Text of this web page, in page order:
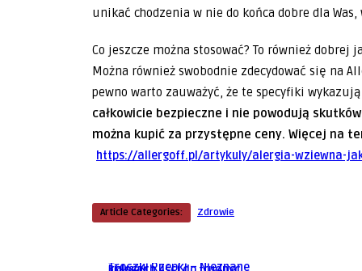
unikać chodzenia w nie do końca dobre dla
Co jeszcze można stosować? To również dobrej
Można również swobodnie zdecydować się na
pewno warto zauważyć, że te specyfiki
całkowicie bezpieczne i nie powodują
można kupić za przystępne ceny. Więcej na
https://allergoff.pl/artykuly/alergia-wziewna-
Article Categories: Zdrowie
Troczki Rzepki – Nieznane